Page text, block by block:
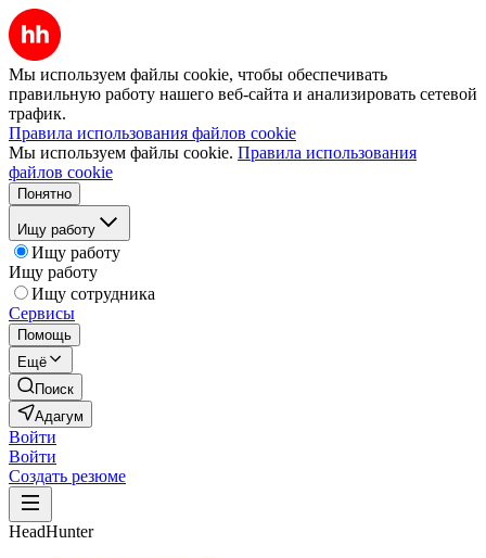
Мы используем файлы cookie, чтобы обеспечивать
правильную работу нашего веб-сайта и анализировать сетевой
трафик.
Правила использования файлов cookie
Мы используем файлы cookie. Правила использования
файлов cookie
Понятно
Ищу работу
Ищу работу
Ищу работу
Ищу сотрудника
Сервисы
Помощь
Ещё
Поиск
Адагум
Войти
Войти
Создать резюме
HeadHunter